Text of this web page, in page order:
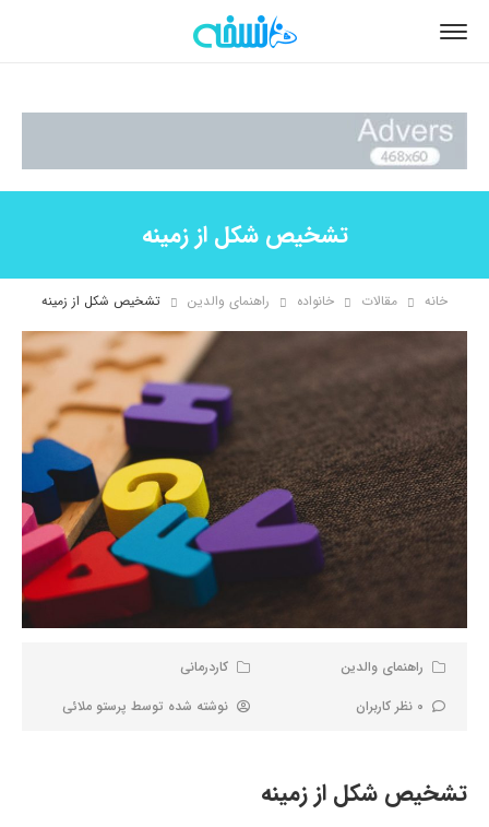
تشخیص شکل از زمینه
خانه مقالات خانواده راهنمای والدین تشخیص شکل از زمینه
راهنمای والدین
کاردرمانی
0 نظر کاربران
نوشته شده توسط پرستو ملائی
تشخیص شکل از زمینه